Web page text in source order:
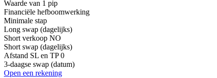
Waarde van 1 pip
Financiële hefboomwerking
Minimale stap
Long swap (dagelijks)
Short verkoop NO
Short swap (dagelijks)
Afstand SL en TP 0
3-daagse swap (datum)
Open een rekening